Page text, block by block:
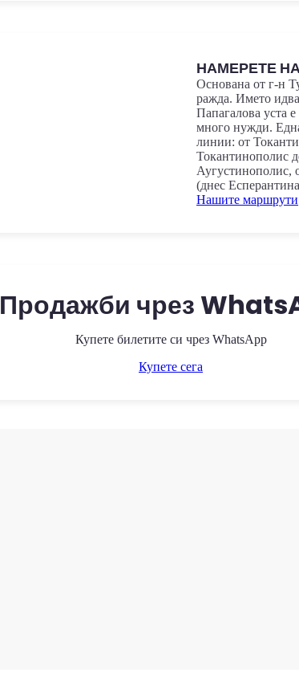
НАМЕРЕТЕ
Основана от г-н
ражда. Името
Папагалова уста
много нужди.
линии: от
Токантинополис
Аугустинополис,
(днес
Нашите маршрути
Продажби чрез
Купете билетите си чрез WhatsApp
Купете сега